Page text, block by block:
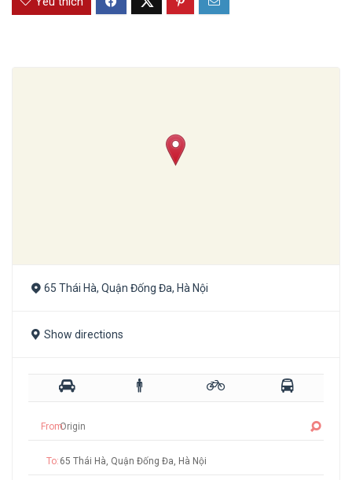
65 Thái Hà, Quận Đống Đa, Hà Nội
Show directions
From:
To: